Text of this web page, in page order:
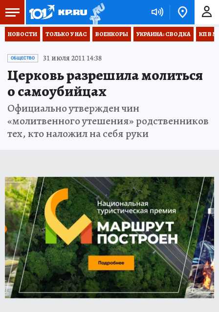
НОВОСТИ ТОЛЬКО У НАС ВОЕНКОРЫ УКРАИНА: СВОДКА КП В
ОБЩЕСТВО 31 июля 2011 14:38
Церковь разрешила молиться
о самоубийцах
Официально утвержден чин
«молитвенного утешения» родственников
тех, кто наложил на себя руки